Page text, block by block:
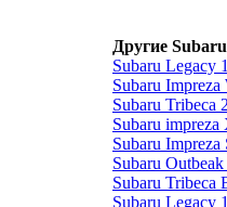
Другие
Subaru Legacy
Subaru
Subaru Tribeca
Subaru
Subaru
Subaru
Subaru Tribeca
Subaru Legacy